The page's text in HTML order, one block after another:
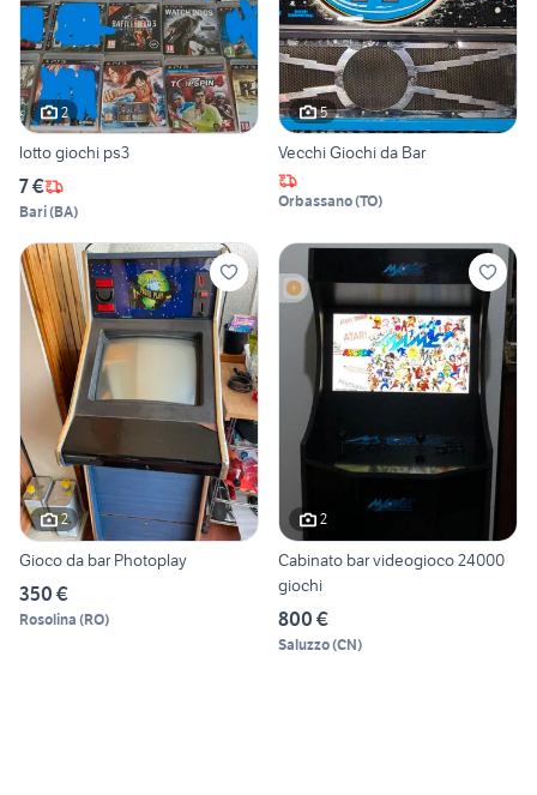
2
lotto giochi ps3
7 €
Bari(BA)
5
Vecchi Giochi da Bar
Orbassano(TO)
2
Gioco da bar Photoplay
350 €
Rosolina (RO)
2
Cabinato bar videogioco 24000
giochi
800 €
Saluzzo(CN)